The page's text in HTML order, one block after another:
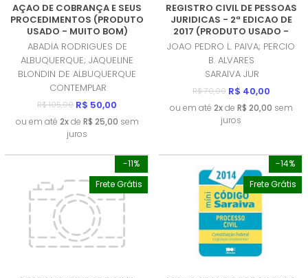
AÇAO DE COBRANÇA E SEUS
PROCEDIMENTOS (PRODUTO
USADO - MUITO BOM)
ABADIA RODRIGUES DE
ALBUQUERQUE; JAQUELINE
BLONDIN DE ALBUQUERQUE
CONTEMPLAR
R$ 105,00 R$ 50,00
ou em até 2xde R$ 25,00 sem
juros
REGISTRO CIVIL DE PESSOAS
JURIDICAS - 2ª EDICAO DE
2017 (PRODUTO USADO -
MUITO BOM)
JOAO PEDRO L. PAIVA; PERCIO
B. ALVARES
SARAIVA JUR
R$ 70,00 R$ 40,00
ou em até 2xde R$ 20,00 sem
juros
-11%
Frete Grátis
-14%
Frete Grátis